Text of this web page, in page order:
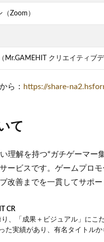
Zoom）
Mr.GAMEHIT クリエイティブデ
ら： https://share-
て
理解を持つ“ガチゲーマー
ービスです。ゲームプロ
改善までを一貫してサポー
CR
、「成果＋ビジュアル」にこ
た実績があり、有名タイトル